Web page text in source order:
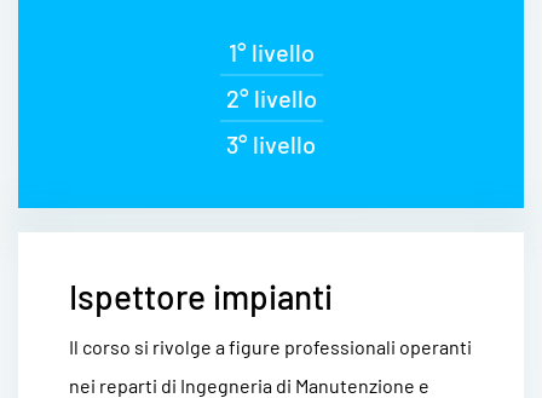
1° livello
2° livello
3° livello
Ispettore impianti
Il corso si rivolge a figure professionali operanti
nei reparti di Ingegneria di Manutenzione e